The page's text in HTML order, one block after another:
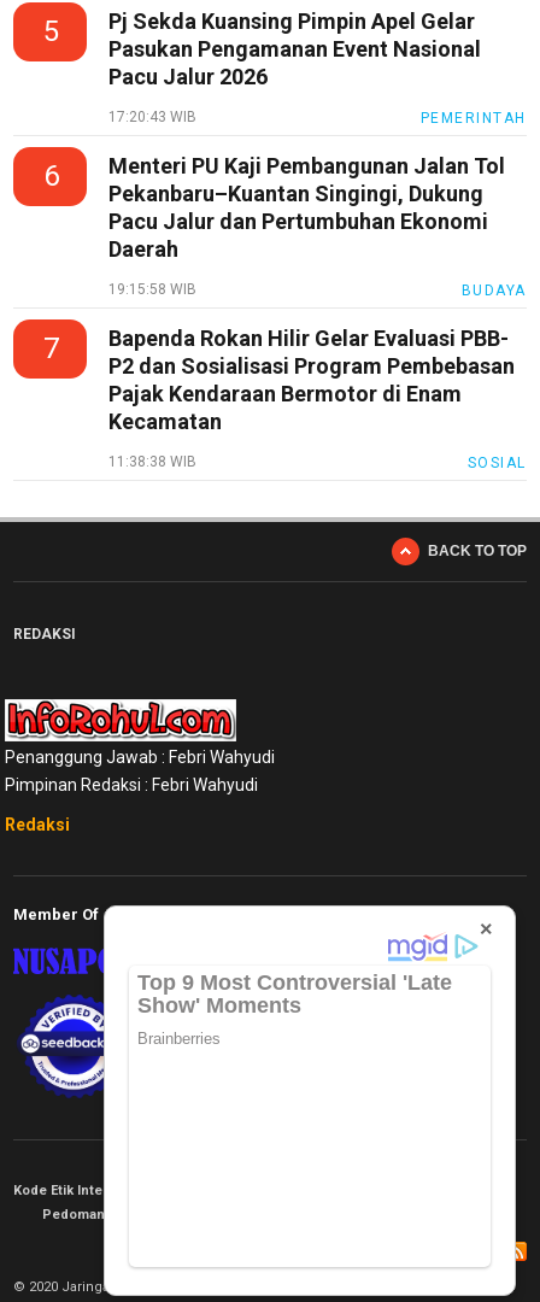
5
Pj Sekda Kuansing Pimpin Apel Gelar
Pasukan Pengamanan Event Nasional
Pacu Jalur 2026
17:20:43 WIB PEMERINTAH
6
Menteri PU Kaji Pembangunan Jalan Tol
Pekanbaru–Kuantan Singingi, Dukung
Pacu Jalur dan Pertumbuhan Ekonomi
Daerah
19:15:58 WIB BUDAYA
7
Bapenda Rokan Hilir Gelar Evaluasi PBB-
P2 dan Sosialisasi Program Pembebasan
Pajak Kendaraan Bermotor di Enam
Kecamatan
11:38:38 WIB SOSIAL
BACK TO TOP
REDAKSI
Penanggung Jawab : Febri Wahyudi
Pimpinan Redaksi : Febri Wahyudi
Redaksi
Member Of
Kode Etik Internal
Pedoman Media Siber
© 2020 Jaringan Informasi. All rights reserved.
×